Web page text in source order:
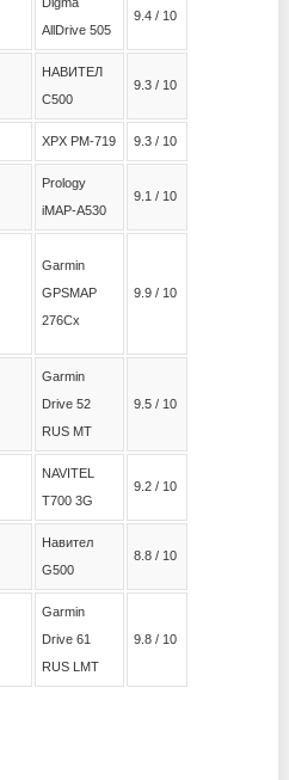
AllDrive 505
9.4 / 10
НАВИТЕЛ
С500
9.3 / 10
XPX PM-719 9.3 / 10
Prology
iMAP-A530
9.1 / 10
Garmin
GPSMAP
276Cx
9.9 / 10
Garmin
Drive 52
RUS MT
9.5 / 10
NAVITEL
T700 3G
9.2 / 10
Навител
G500
8.8 / 10
Garmin
Drive 61
RUS LMT
9.8 / 10